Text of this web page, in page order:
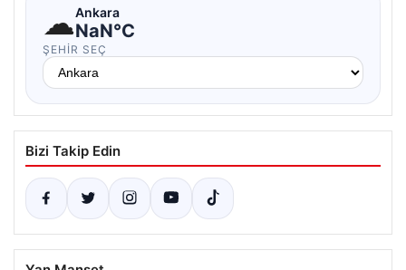
☁Ankara
NaN°C
ŞEHIR SEÇ
Bizi Takip Edin